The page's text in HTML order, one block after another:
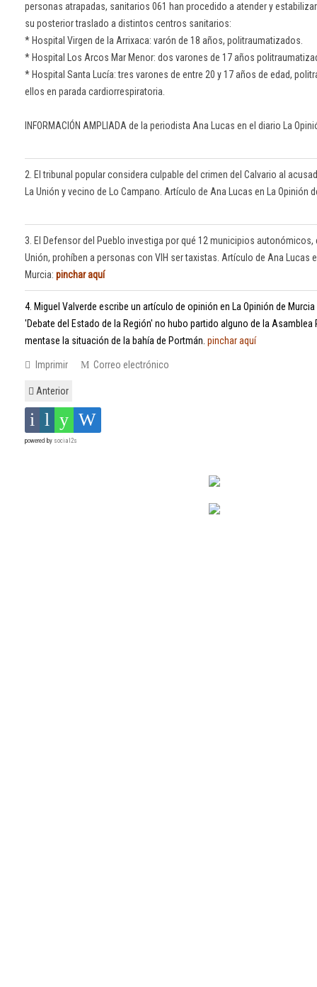
personas atrapadas, sanitarios 061 han procedido a atender y
su posterior traslado a distintos centros sanitarios:
* Hospital Virgen de la Arrixaca: varón de 18 años, politraumatizados.
* Hospital Los Arcos Mar Menor: dos varones de 17 años
* Hospital Santa Lucía: tres varones de entre 20 y 17 años de edad,
ellos en parada cardiorrespiratoria.
INFORMACIÓN AMPLIADA de la periodista Ana Lucas en el diario La
2. El tribunal popular considera culpable del crimen del Calvario al
La Unión y vecino de Lo Campano. Artículo de Ana Lucas en La Opinión
3. El Defensor del Pueblo investiga por qué 12 municipios autonómicos,
Unión, prohíben a personas con VIH ser taxistas. Artículo de Ana Lucas
Murcia: pinchar aquí
4. Miguel Valverde escribe un artículo de opinión en La Opinión de
'Debate del Estado de la Región' no hubo partido alguno de la Asamblea
mentase la situación de la bahía de Portmán. pinchar aquí
Imprimir Correo electrónico
Anterior
powered by social2s